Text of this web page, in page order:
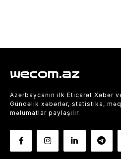
wecom.az
Azərbaycanın ilk Eticarət Xəbər
Gündəlik xəbərlər, statistika,
məlumatlar paylaşılır.